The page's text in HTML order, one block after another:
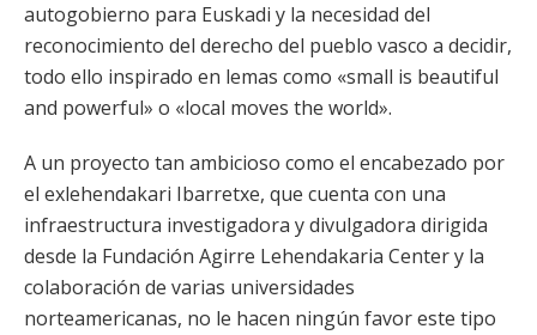
autogobierno para Euskadi y la necesidad del
reconocimiento del derecho del pueblo vasco a decidir,
todo ello inspirado en lemas como «small is beautiful
and powerful» o «local moves the world».
A un proyecto tan ambicioso como el encabezado por
el exlehendakari Ibarretxe, que cuenta con una
infraestructura investigadora y divulgadora dirigida
desde la Fundación Agirre Lehendakaria Center y la
colaboración de varias universidades
norteamericanas, no le hacen ningún favor este tipo